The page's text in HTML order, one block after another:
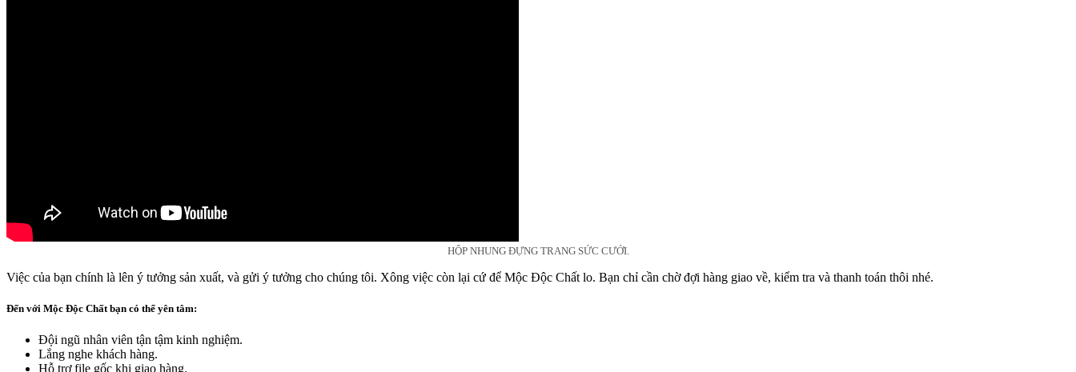
HỘP NHUNG ĐỰNG TRANG SỨC CƯỚI.
Việc của bạn chính là lên ý tưởng sản xuất, và gửi ý tưởng cho chúng tôi. Xông việc còn lại cứ để Mộc Độc Chất lo. Bạn chỉ cần chờ đợi hàng giao về, kiểm tra và thanh toán thôi nhé.
Đến với Mộc Độc Chất bạn có thể yên tâm:
Đội ngũ nhân viên tận tậm kinh nghiệm.
Lắng nghe khách hàng.
Hỗ trợ file gốc khi giao hàng.